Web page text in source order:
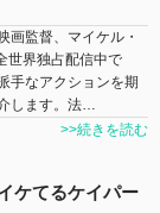
画監督、マイケル・
世界独占配信中で
手なアクションを期
します。法…
>>続きを読む
ケてるケイパー